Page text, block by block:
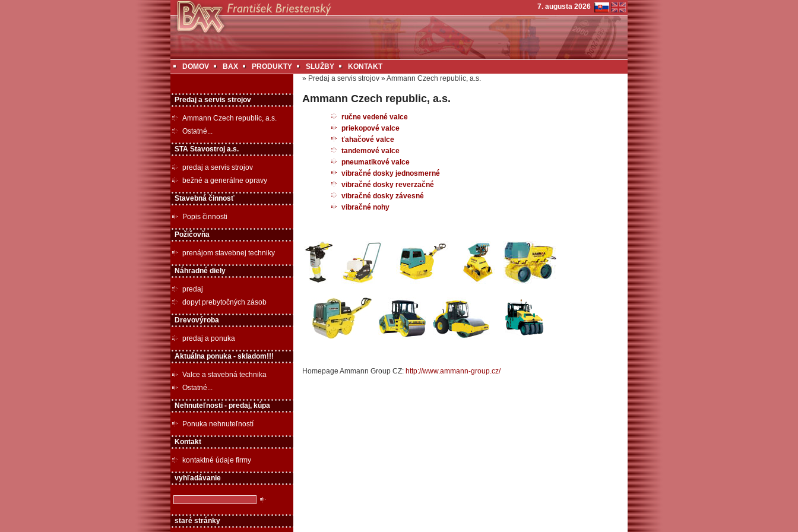
7. augusta 2026
DOMOV BAX PRODUKTY SLUŽBY KONTAKT
Predaj a servis strojov
Ammann Czech republic, a.s.
Ostatné...
STA Stavostroj a.s.
predaj a servis strojov
bežné a generálne opravy
Stavebná činnosť
Popis činnosti
Požičovňa
prenájom stavebnej techniky
Náhradné diely
predaj
dopyt prebytočných zásob
Drevovýroba
predaj a ponuka
Aktuálna ponuka - skladom!!!
Valce a stavebná technika
Ostatné...
Nehnuteľnosti - predaj, kúpa
Ponuka nehnuteľností
Kontakt
kontaktné údaje firmy
vyhľadávanie
staré stránky
» Predaj a servis strojov »Ammann Czech republic, a.s.
Ammann Czech republic, a.s.
ručne vedené valce
priekopové valce
ťahačové valce
tandemové valce
pneumatikové valce
vibračné dosky jednosmerné
vibračné dosky reverzačné
vibračné dosky závesné
vibračné nohy
Homepage Ammann Group CZ: http://www.ammann-group.cz/